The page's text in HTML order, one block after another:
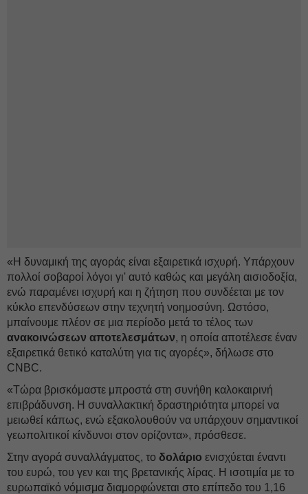
«Η δυναμική της αγοράς είναι εξαιρετικά ισχυρή. Υπάρχουν
πολλοί σοβαροί λόγοι γι' αυτό καθώς και μεγάλη αισιοδοξία,
ενώ παραμένει ισχυρή και η ζήτηση που συνδέεται με τον
κύκλο επενδύσεων στην τεχνητή νοημοσύνη. Ωστόσο,
μπαίνουμε πλέον σε μια περίοδο μετά το τέλος των
ανακοινώσεων αποτελεσμάτων, η οποία αποτέλεσε έναν
εξαιρετικά θετικό καταλύτη για τις αγορές», δήλωσε στο
CNBC.
«Τώρα βρισκόμαστε μπροστά στη συνήθη καλοκαιρινή
επιβράδυνση. Η συναλλακτική δραστηριότητα μπορεί να
μειωθεί κάπως, ενώ εξακολουθούν να υπάρχουν σημαντικοί
γεωπολιτικοί κίνδυνοι στον ορίζοντα», πρόσθεσε.
Στην αγορά συναλλάγματος, το δολάριο ενισχύεται έναντι
του ευρώ, του γεν και της βρετανικής λίρας. Η ισοτιμία με το
ευρωπαϊκό νόμισμα διαμορφώνεται στο επίπεδο του 1,16